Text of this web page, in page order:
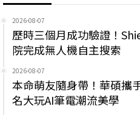
2026-08-07
歷時三個月成功驗證！
院完成無人機自主搜索
2026-08-07
本命萌友隨身帶！華碩攜
名大玩AI筆電潮流美學